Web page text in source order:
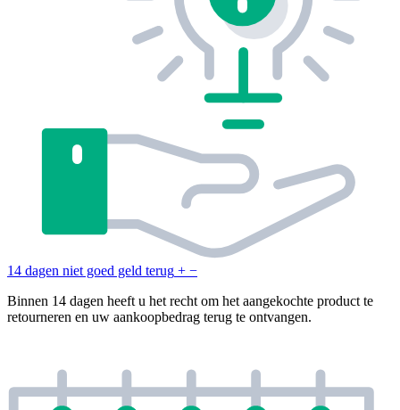
14 dagen niet goed geld terug + −
Binnen 14 dagen heeft u het recht om het aangekochte product te
retourneren en uw aankoopbedrag terug te ontvangen.